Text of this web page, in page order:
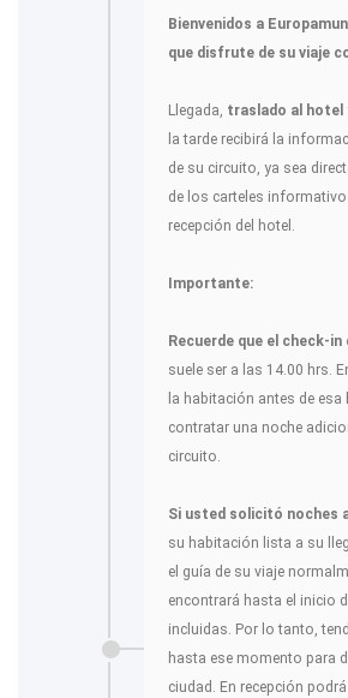
Bienvenidos a
que disfrute de su viaje
Llegada, traslado al hotel
la tarde recibirá la
de su circuito, ya sea
de los carteles
recepción del hotel.
Importante:
Recuerde que el check-
suele ser a las 14.00 hrs.
la habitación antes de esa
contratar una noche
circuito.
Si usted solicitó noches
su habitación lista a su
el guía de su viaje
encontrará hasta el inicio
incluidas. Por lo tanto,
hasta ese momento para
ciudad. En recepción